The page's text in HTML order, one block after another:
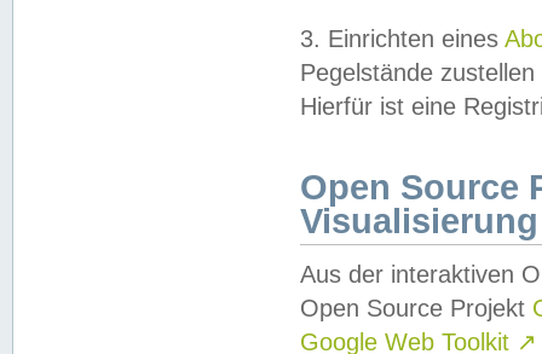
3. Einrichten eines
Pegelstände
Hierfür ist eine
Open Source
Visualisierung
Aus der interaktiven
Open Source Projekt
Google Web Toolkit ↗